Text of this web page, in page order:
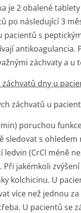
je 2 obalené
po následující 3
pacientů s
antikoagulancia.
záchvaty a
záchvatů dny u
záchvatů u
min) poruchou
sledovat s
ledvin (CrCl méně
Při jakémkoli
kolchicinu. U
více než jednou
U pacientů se